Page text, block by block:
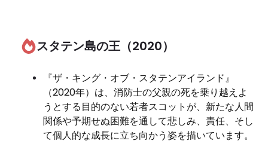
スタテン島の王（2020）
『ザ・キング・オブ・スタテンアイランド』
（2020年）は、消防士の父親の死を乗り越えよ
うとする目的のない若者スコットが、新たな人間
関係や予期せぬ困難を通して悲しみ、責任、そし
て個人的な成長に立ち向かう姿を描いています。